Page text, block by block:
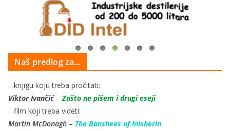
Naš predlog za…
…knjigu koju treba pročitati:
Viktor Ivančić–Zašto ne pišem i drugi eseji
…film koji treba videti:
Martin McDonagh – The Banshees of Inisherin